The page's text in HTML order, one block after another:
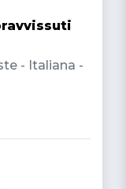
- Italiana -